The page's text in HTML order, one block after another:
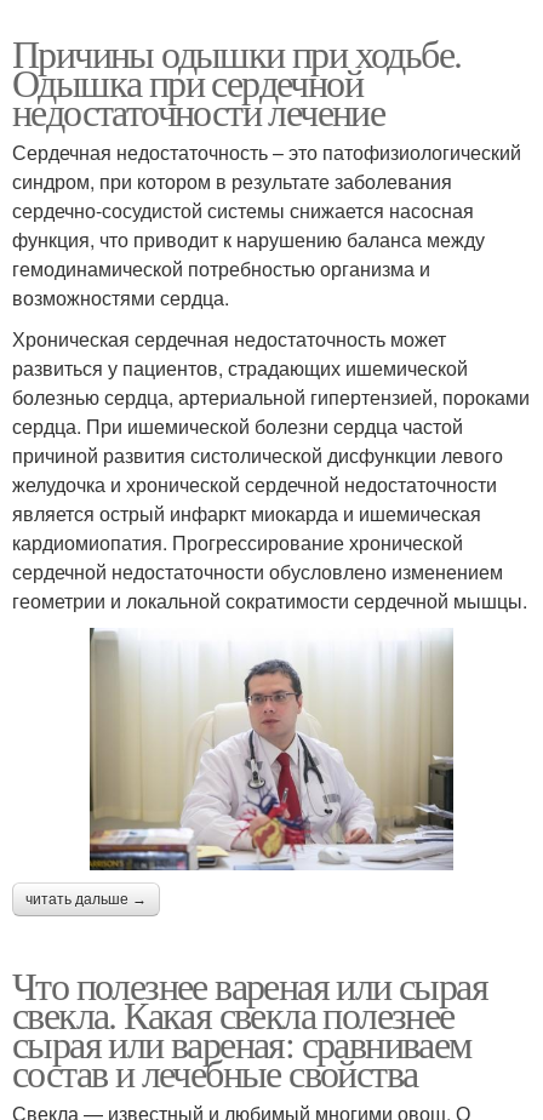
Причины одышки при ходьбе.
Одышка при сердечной
недостаточности лечение
Сердечная недостаточность – это патофизиологический
синдром, при котором в результате заболевания
сердечно-сосудистой системы снижается насосная
функция, что приводит к нарушению баланса между
гемодинамической потребностью организма и
возможностями сердца.
Хроническая сердечная недостаточность может
развиться у пациентов, страдающих ишемической
болезнью сердца, артериальной гипертензией, пороками
сердца. При ишемической болезни сердца частой
причиной развития систолической дисфункции левого
желудочка и хронической сердечной недостаточности
является острый инфаркт миокарда и ишемическая
кардиомиопатия. Прогрессирование хронической
сердечной недостаточности обусловлено изменением
геометрии и локальной сократимости сердечной мышцы.
читать дальше →
Что полезнее вареная или сырая
свекла. Какая свекла полезнее
сырая или вареная: сравниваем
состав и лечебные свойства
Свекла — известный и любимый многими овощ. О